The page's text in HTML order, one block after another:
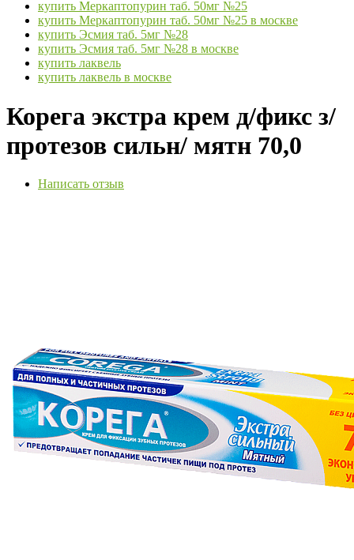
купить Меркаптопурин таб. 50мг №25
купить Меркаптопурин таб. 50мг №25 в москве
купить Эсмия таб. 5мг №28
купить Эсмия таб. 5мг №28 в москве
купить лаквель
купить лаквель в москве
Корега экстра крем д/фикс з/
протезов сильн/ мятн 70,0
Написать отзыв